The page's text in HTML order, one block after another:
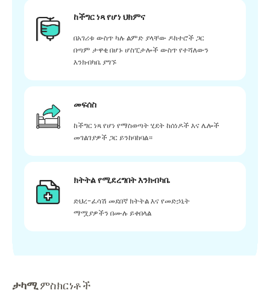
ከችግር ነጻ የሆነ ህክምና
በአገሪቱ ውስጥ ካሉ ልምድ ያላቸው ዶክተሮች ጋር
በጣም ታዋቂ በሆኑ ሆስፒታሎች ውስጥ የተሻለውን
እንክብካቤ ያግኙ
መፍሰስ
ከችግር ነጻ የሆነ የማስወጣት ሂደት ከሰነዶች እና ሌሎች
መገልገያዎች ጋር ይንከባከባል።
ክትትል የሚደረግበት እንክብካቤ
ድህረ-ፈሳሽ መደበኛ ክትትል እና የመድኃኒት
ማሟያዎችን በሙሉ ይቀበላል
ታካሚምስክርነቶች